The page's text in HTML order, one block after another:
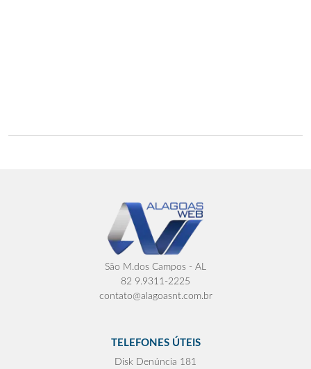
São M.dos Campos - AL
82 9.9311-2225
contato@alagoasnt.com.br
TELEFONES ÚTEIS
Disk Denúncia 181